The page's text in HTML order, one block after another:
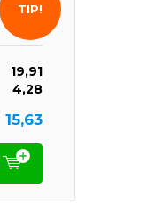
19,91
4,28
15,63
TIP!